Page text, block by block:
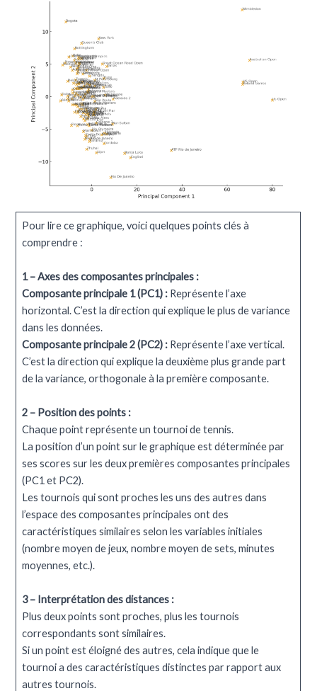
Pour lire ce graphique, voici quelques points clés à
comprendre :
1 – Axes des composantes principales :
Composante principale 1 (PC1) :Représente l’axe
horizontal. C’est la direction qui explique le plus de variance
dans les données.
Composante principale 2 (PC2) :Représente l’axe vertical.
C’est la direction qui explique la deuxième plus grande part
de la variance, orthogonale à la première composante.
2 – Position des points :
Chaque point représente un tournoi de tennis.
La position d’un point sur le graphique est déterminée par
ses scores sur les deux premières composantes principales
(PC1 et PC2).
Les tournois qui sont proches les uns des autres dans
l’espace des composantes principales ont des
caractéristiques similaires selon les variables initiales
(nombre moyen de jeux, nombre moyen de sets, minutes
moyennes, etc.).
3 – Interprétation des distances :
Plus deux points sont proches, plus les tournois
correspondants sont similaires.
Si un point est éloigné des autres, cela indique que le
tournoi a des caractéristiques distinctes par rapport aux
autres tournois.